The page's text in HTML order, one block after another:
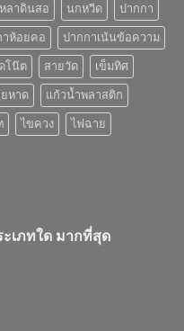
ลาดินสอ นกหวีด ปากกา
าห้อยคอ ปากกาเน้นข้อความ
โน๊ต สายวัด เข็มทิศ
หาด แก้วน้ำพลาสติก
ไขควง ไฟฉาย
เภทใด มากที่สุด